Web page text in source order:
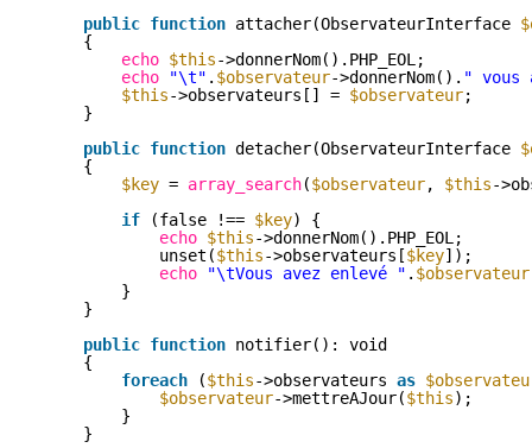
public function attacher(ObservateurInterface
{
echo $this->donnerNom().PHP_EOL;
echo
"\t" . $observateur->donnerNom(). " vous
$this->observateurs[] = $observateur;
}
public function detacher(ObservateurInterface
{
$key = array_search($observateur, $this-
if
(false !== $key) {
echo $this->donnerNom().PHP_EOL;
unset($this->observateurs[$key]);
echo
"\tVous avez enlevé " . $observateur
}
}
public function notifier(): void
{
foreach
($this->observateurs as
$observateur->mettreAJour($this);
}
}